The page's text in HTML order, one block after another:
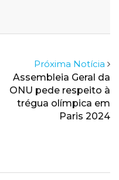
Próxima Notícia
Assembleia Geral da
ONU pede respeito à
trégua olímpica em
Paris 2024